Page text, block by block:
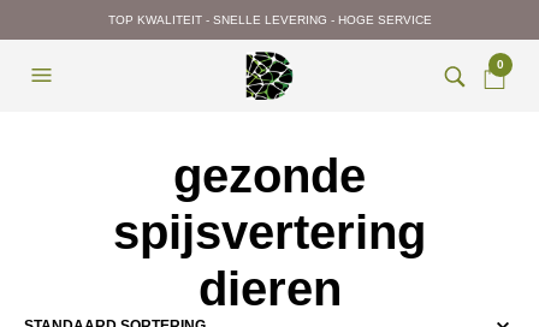
TOP KWALITEIT - SNELLE LEVERING - HOGE SERVICE
0
gezonde
spijsvertering
dieren